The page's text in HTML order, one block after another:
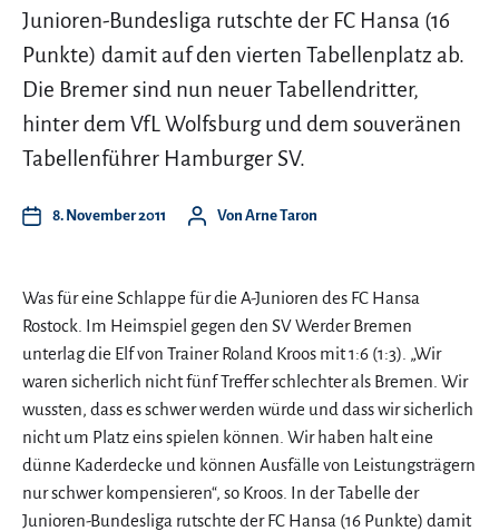
Junioren-Bundesliga rutschte der FC Hansa (16
Punkte) damit auf den vierten Tabellenplatz ab.
Die Bremer sind nun neuer Tabellendritter,
hinter dem VfL Wolfsburg und dem souveränen
Tabellenführer Hamburger SV.
8. November 2011 Von Arne Taron
Was für eine Schlappe für die A-Junioren des FC Hansa
Rostock. Im Heimspiel gegen den SV Werder Bremen
unterlag die Elf von Trainer Roland Kroos mit 1:6 (1:3). „Wir
waren sicherlich nicht fünf Treffer schlechter als Bremen. Wir
wussten, dass es schwer werden würde und dass wir sicherlich
nicht um Platz eins spielen können. Wir haben halt eine
dünne Kaderdecke und können Ausfälle von Leistungsträgern
nur schwer kompensieren“, so Kroos. In der Tabelle der
Junioren-Bundesliga rutschte der FC Hansa (16 Punkte) damit